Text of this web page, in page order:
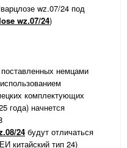
wz.07/24 под
wz.07/24)
немцами
комплектующих
года) начнется
24 будут отличаться
китайский тип 24)